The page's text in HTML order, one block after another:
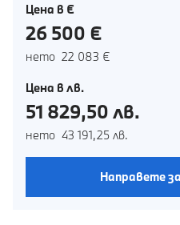
Цена в €
26 500 €
нето 22 083 €
Цена в лв.
51 829,50 лв.
нето 43 191,25 лв.
Направете